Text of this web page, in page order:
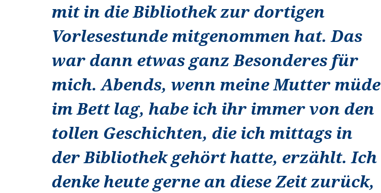
mit in die Bibliothek zur dortigen
Vorlesestunde mitgenommen hat. Das
war dann etwas ganz Besonderes für
mich. Abends, wenn meine Mutter müde
im Bett lag, habe ich ihr immer von den
tollen Geschichten, die ich mittags in
der Bibliothek gehört hatte, erzählt. Ich
denke heute gerne an diese Zeit zurück,